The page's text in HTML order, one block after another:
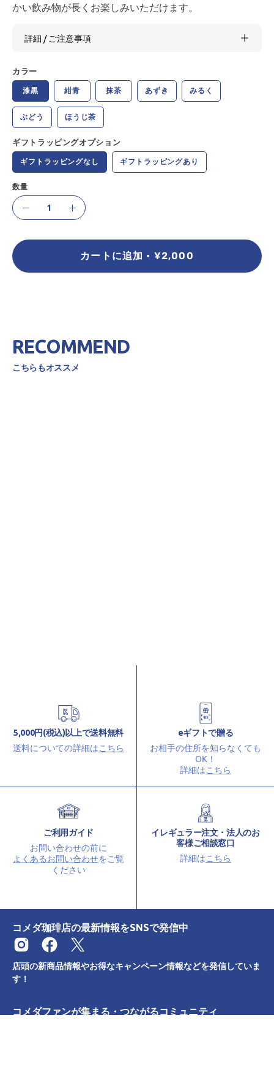
かい飲み物が長くお楽しみいただけます。
詳細 / ご注意事項
カラー
漆黒 紺青 抹茶 あずき みるく
ぶどう ほうじ茶
ギフトラッピングオプション
ギフトラッピングなし ギフトラッピングあり
数量
数
量
増
カートに追加 ¥2,000
RECOMMEND
こちらもオススメ
5,000円(税込)以上で送料無料
送料についての詳細はこちら
eギフトで贈る
お相手の住所を知らなくても
OK！
詳細はこちら
ご利用ガイド
お問い合わせの前に
よくあるお問い合わせをご覧
ください
イレギュラー注文・法人のお
客様ご相談窓口
詳細はこちら
コメダ珈琲店の最新情報をSNSで発信中
店頭の新商品情報やお得なキャンペーン情報などを発信していま
す！
コメダファンが集まる・つながるコミュニティ